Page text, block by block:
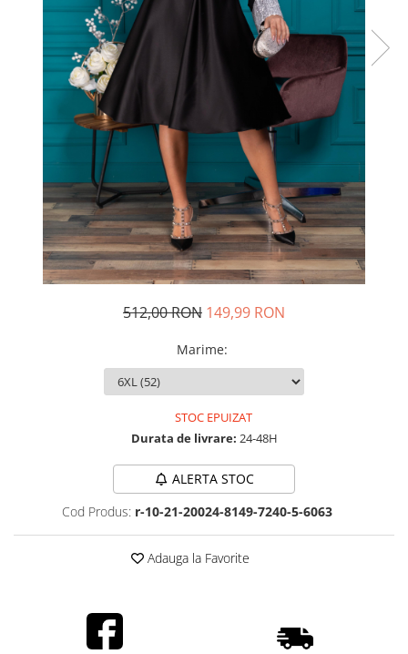
Rochii din dantela
Rochii din tafta
Rochii cu paiete
Rochii din tul
Rochii din catifea
Rochii din Barbie/Bistrech
Rochii din saten
Rochii cu imprimeu
512,00 RON 149,99 RON
Marime:
STOC EPUIZAT
Durata de livrare: 24-48H
ALERTA STOC
Cod Produs: r-10-21-20024-8149-7240-5-6063
Adauga la Favorite